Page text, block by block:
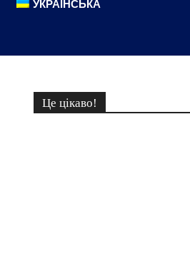
УКРАЇНСЬКА
Це цікаво!